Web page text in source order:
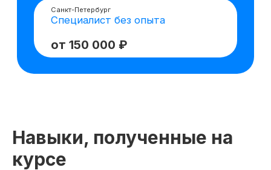
Навыки, полученные на
курсе
Налоговое планирование и оптимизация с
Расчёт заработной платы, больничных,
отпускных и страховых взносов в 1С
Подготовка и сдача налоговой и
бухгалтерской отчётности (ОСНО, УСН,
НДС, налог на прибыль)
таблицы, Power Query, дашборды,
финансовые модели